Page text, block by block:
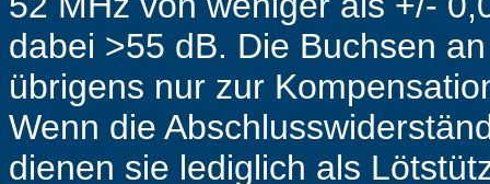
dabei >55 dB. Die Buchsen
übrigens nur zur
Wenn die
dienen sie lediglich als